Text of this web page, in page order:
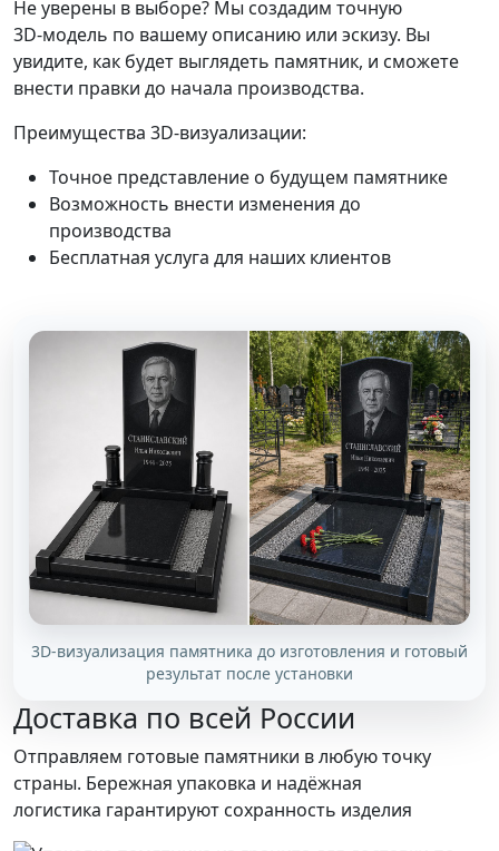
Не уверены в выборе? Мы создадим точную
3D‑модель по вашему описанию или эскизу. Вы
увидите, как будет выглядеть памятник, и сможете
внести правки до начала производства.
Преимущества 3D-визуализации:
Точное представление о будущем памятнике
Возможность внести изменения до
производства
Бесплатная услуга для наших клиентов
3D-визуализация памятника до изготовления и готовый
результат после установки
Доставка по всей России
Отправляем готовые памятники в любую точку
страны. Бережная упаковка и надёжная
логистика гарантируют сохранность изделия